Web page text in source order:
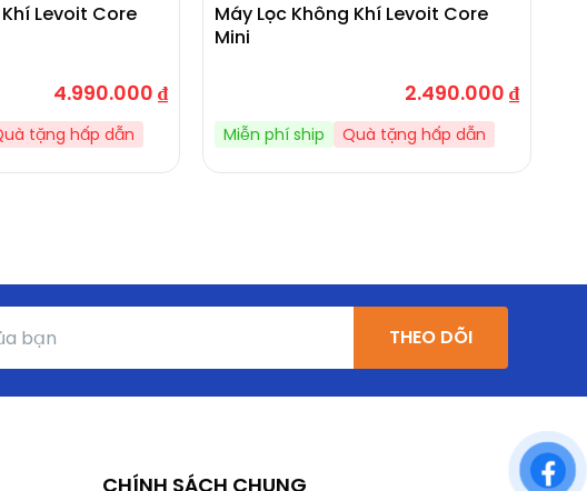
Levoit Core
4.990.000 ₫
tặng hấp dẫn
Máy Lọc Không Khí Levoit Core
Mini
2.490.000 ₫
Miễn phí ship Quà tặng hấp dẫn
THEO DÕI
CHÍNH SÁCH CHUNG